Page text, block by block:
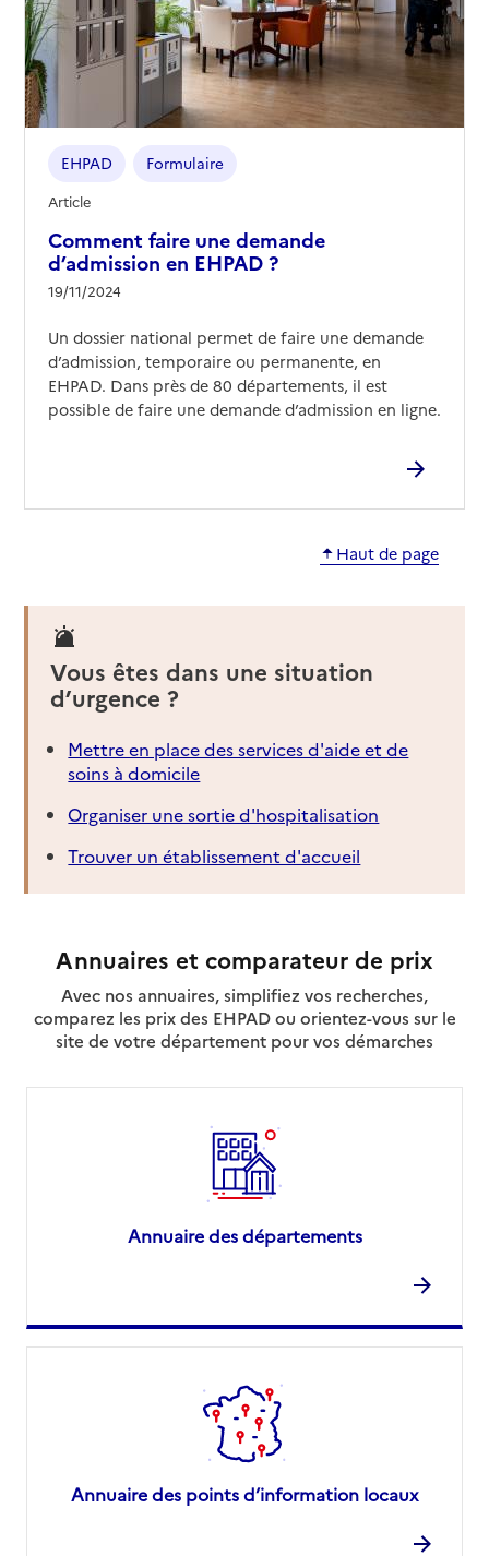
Comment faire une demande
d’admission en EHPAD ?
19/11/2024
EHPAD Formulaire
Article
Un dossier national permet de faire une demande
d’admission, temporaire ou permanente, en
EHPAD. Dans près de 80 départements, il est
possible de faire une demande d’admission en ligne.
Haut de page
Vous êtes dans une situation
d’urgence ?
Mettre en place des services d'aide et de
soins à domicile
Organiser une sortie d'hospitalisation
Trouver un établissement d'accueil
Annuaires et comparateur de prix
Avec nos annuaires, simplifiez vos recherches,
comparez les prix des EHPAD ou orientez-vous sur le
site de votre département pour vos démarches
Annuaire des départements
Annuaire des points d’information locaux